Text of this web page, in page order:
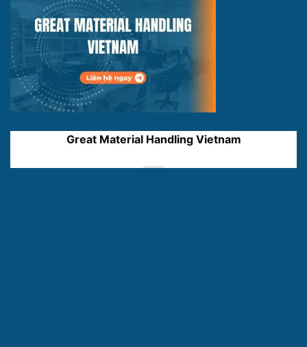
Great Material Handling Vietnam